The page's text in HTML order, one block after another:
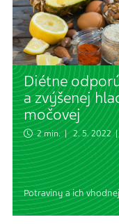
Diétne
a zvýšenej
močovej
2 min. | 2. 5.
Potraviny a ich